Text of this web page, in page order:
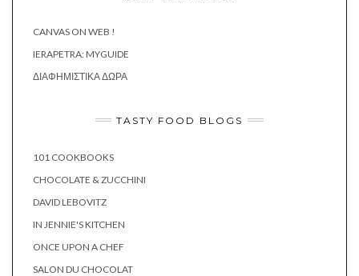
CANVAS ON WEB !
IERAPETRA: MYGUIDE
ΔΙΑΦΗΜΙΣΤΙΚΆ ΔΏΡΑ
TASTY FOOD BLOGS
101 COOKBOOKS
CHOCOLATE & ZUCCHINI
DAVID LEBOVITZ
IN JENNIE'S KITCHEN
ONCE UPON A CHEF
SALON DU CHOCOLAT